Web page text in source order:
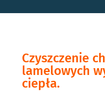
Czyszczenie
lamelowych
ciepła.